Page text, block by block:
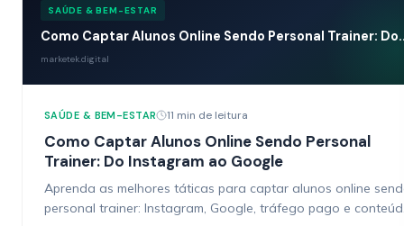
SAÚDE & BEM-ESTAR
Como Captar Alunos Online Sendo Personal Trainer:
marketek.digital
SAÚDE & BEM-ESTAR 11 min de leitura
Como Captar Alunos Online Sendo Personal
Trainer: Do Instagram ao Google
Aprenda as melhores táticas para captar alunos online
personal trainer: Instagram, Google, tráfego pago e